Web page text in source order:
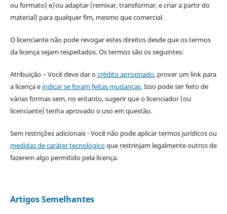
ou formato) e/ou adaptar (remixar, transformar, e criar a partir do
material) para qualquer fim, mesmo que comercial.
O licenciante não pode revogar estes direitos desde que os termos
da licença sejam respeitados. Os termos são os seguintes:
Atribuição – Você deve dar ocrédito apropriado, prover um link para
a licença e indicar se foram feitas mudanças. Isso pode ser feito de
várias formas sem, no entanto, sugerir que o licenciador (ou
licenciante) tenha aprovado o uso em questão.
Sem restrições adicionais - Você não pode aplicar termos jurídicos ou
medidas de caráter tecnológicoque restrinjam legalmente outros de
fazerem algo permitido pela licença.
Artigos Semelhantes